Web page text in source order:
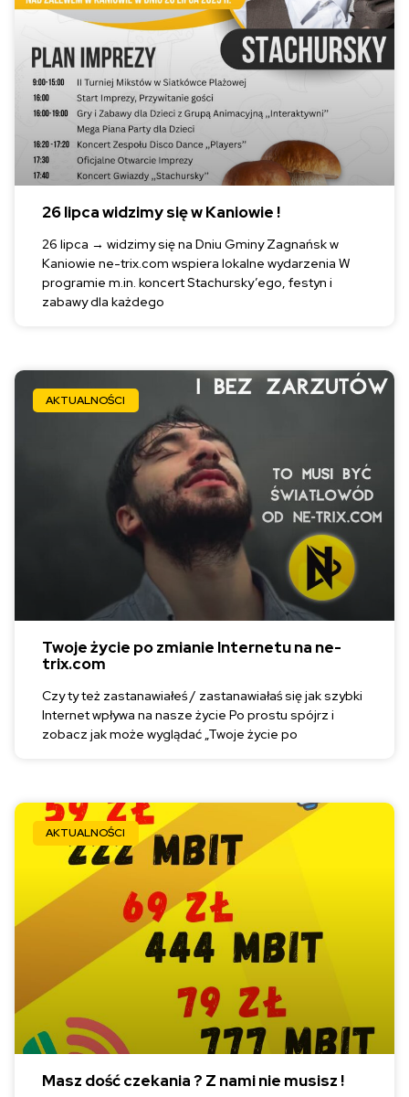
26 lipca widzimy się w Kaniowie !
26 lipca → widzimy się na Dniu Gminy Zagnańsk w
Kaniowie ne-trix.com wspiera lokalne wydarzenia W
programie m.in. koncert Stachursky’ego, festyn i
zabawy dla każdego
AKTUALNOŚCI
Twoje życie po zmianie Internetu na ne-
trix.com
Czy ty też zastanawiałeś / zastanawiałaś się jak szybki
Internet wpływa na nasze życie Po prostu spójrz i
zobacz jak może wyglądać „Twoje życie po
AKTUALNOŚCI
Masz dość czekania ? Z nami nie musisz !